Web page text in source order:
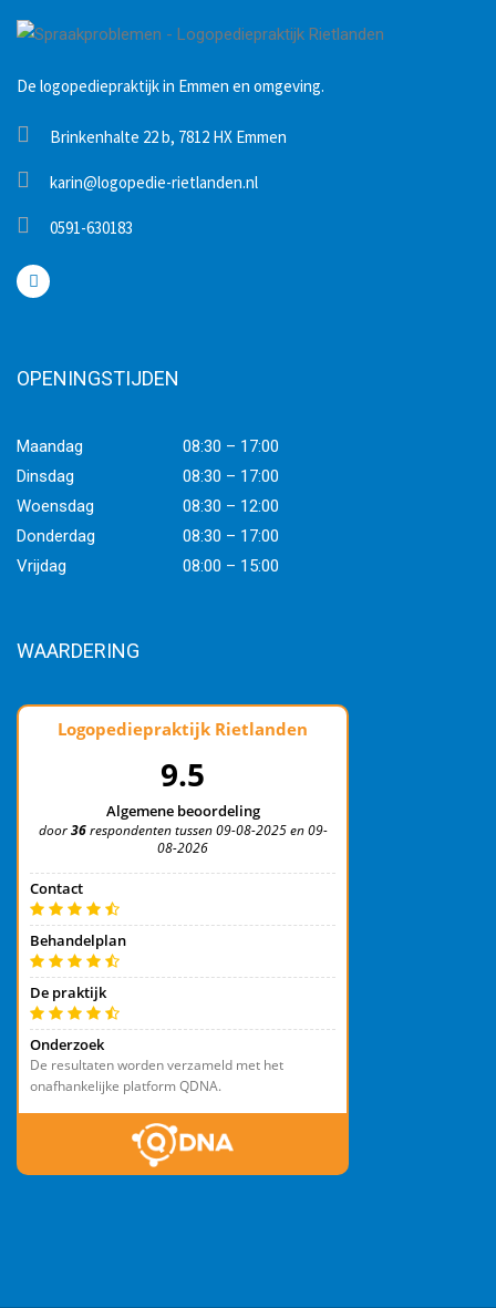
De logopediepraktijk in Emmen en omgeving.
Brinkenhalte 22 b, 7812 HX Emmen
karin@logopedie-rietlanden.nl
0591-630183
OPENINGSTIJDEN
Maandag
08:30 – 17:00
Dinsdag
08:30 – 17:00
Woensdag
08:30 – 12:00
Donderdag
08:30 – 17:00
Vrijdag
08:00 – 15:00
WAARDERING